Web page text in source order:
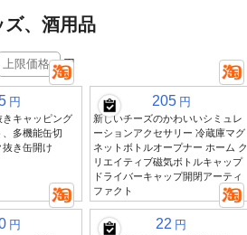
ズ、酒用品
円
円
きキャッピング
多機能缶切
抜き缶開け
205 円
新しいチーズのかわいいシミュレ
ーションアクセサリー 冷蔵庫マグ
ネットボトルオープナー ホーム ク
リエイティブ磁気ボトルキャップ
ドライバーキャップ開閉アーティ
ファクト
円 22 円